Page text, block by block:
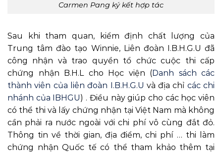
Carmen Pang ký kết hợp tác
Sau khi tham quan, kiểm định chất lượng của
Trung tâm đào tạo Winnie, Liên đoàn I.B.H.G.U đã
công nhận và trao quyền tổ chức cuộc thi cấp
chứng nhận B.H.L cho Học viện (Danh sách các
thành viên của liên đoàn I.B.H.G.U và địa chỉ các chi
nhánh của IBHGU) . Điều này giúp cho các học viên
có thể thi và lấy chứng nhận tại Việt Nam mà không
cần phải ra nước ngoài với chi phí vô cùng đắt đỏ.
Thông tin về thời gian, địa điểm, chi phí … thi làm
chứng nhận Quốc tế có thể tham khảo thêm tại